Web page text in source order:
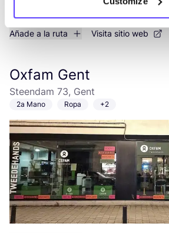
Añade a la ruta Visita sitio web
Oxfam Gent
Steendam 73, Gent
2a Mano Ropa +2